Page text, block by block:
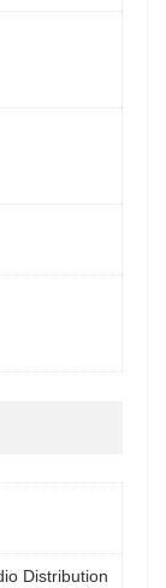
Distribution